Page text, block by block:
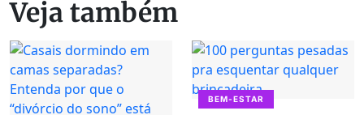
Veja também
BEM-ESTAR